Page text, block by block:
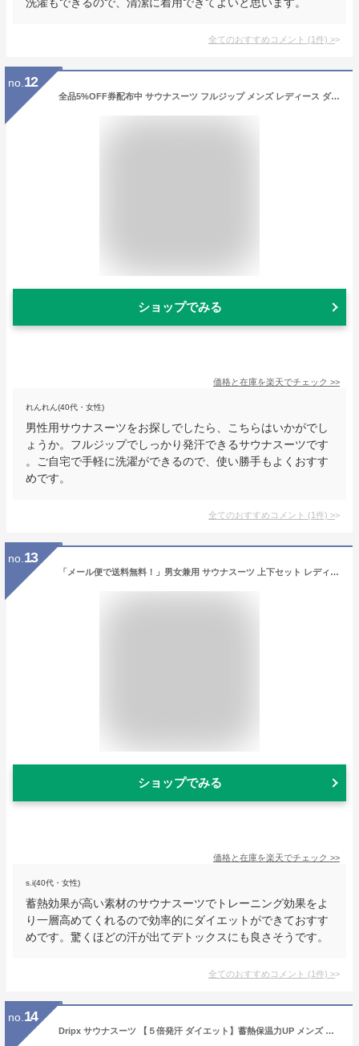
全てのおすすめコメント (1件) >
no. 12
全品5%OFF券配布中 サウナスーツ フルジップ メンズ レディース ダイエット 男女兼用 洗える おしゃれ ダイエットウェア ストレッチ 洗濯可 大きいサイズ ランニング ウォーキング 筋トレ 汗 ジョギング ボクシング ユニセックス NAMS-3900
ショップでみる
価格と在庫を楽天でチェック >>
れんれん(40代・女性)
男性用サウナスーツをお探しでしたら、こちらはいかがでし
ょうか。フルジップでしっかり発汗できるサウナスーツです
。ご自宅で手軽に洗濯ができるので、使い勝手もよくおすす
めです。
全てのおすすめコメント (1件) >
no. 13
「メール便で送料無料！」男女兼用 サウナスーツ 上下セット レディース メンズ 発汗 減量 脂肪燃焼 3XLまで シルバーコーディング おしゃれ 代謝アップ スポーツウエア レディース メンズ おしゃれ ジムウエア トレーニング 筋トレ ダイエット 抗菌防臭 上下セット
ショップでみる
価格と在庫を楽天でチェック >>
s.i(40代・女性)
蓄熱効果が高い素材のサウナスーツでトレーニング効果をよ
り一層高めてくれるので効率的にダイエットができておすす
めです。驚くほどの汗が出てデトックスにも良さそうです。
全てのおすすめコメント (1件) >
no. 14
Dripx サウナスーツ 【５倍発汗 ダイエット】蓄熱保温力UP メンズ レディース 4XLブラック